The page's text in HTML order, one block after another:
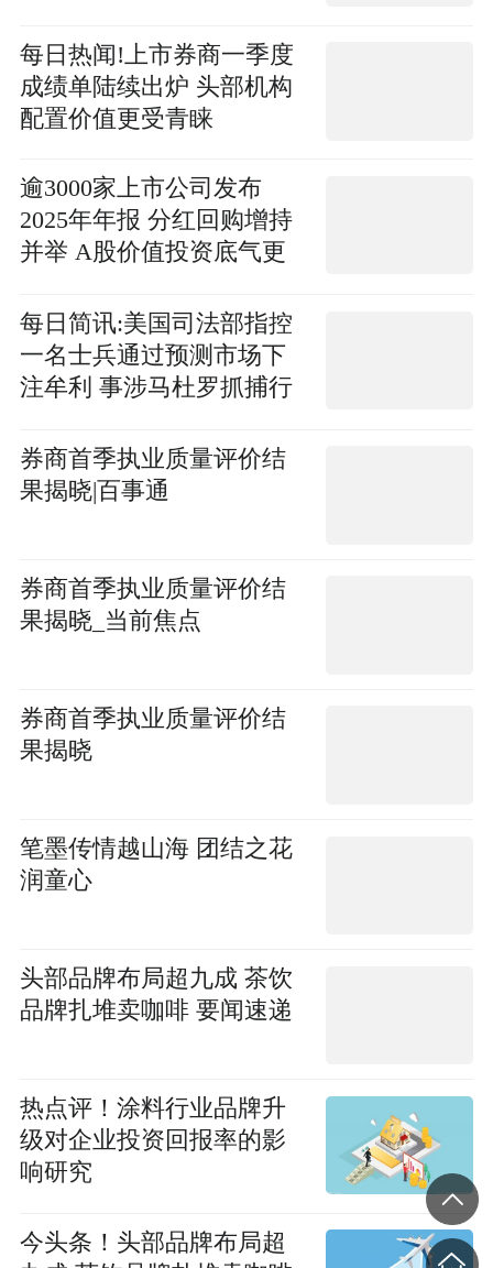
每日热闻!上市券商一季度
成绩单陆续出炉 头部机构
配置价值更受青睐
逾3000家上市公司发布
2025年年报 分红回购增持
并举 A股价值投资底气更
每日简讯:美国司法部指控
一名士兵通过预测市场下
注牟利 事涉马杜罗抓捕行
券商首季执业质量评价结
果揭晓|百事通
券商首季执业质量评价结
果揭晓_当前焦点
券商首季执业质量评价结
果揭晓
笔墨传情越山海 团结之花
润童心
头部品牌布局超九成 茶饮
品牌扎堆卖咖啡 要闻速递
热点评！涂料行业品牌升
级对企业投资回报率的影
响研究
今头条！头部品牌布局超